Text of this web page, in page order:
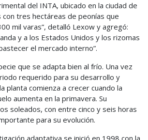
del INTA, ubicado en la ciudad de
con tres hectáreas de peonías que
mil varas”, detalló Lexow y agregó:
y a los Estados Unidos y los rizomas
el mercado interno”.
que se adapta bien al frío. Una vez
requerido para su desarrollo y
planta comienza a crecer cuando la
aumenta en la primavera. Su
soleados, con entre cinco y seis horas
para su evolución.
adaptativa se inició en 1998 con la